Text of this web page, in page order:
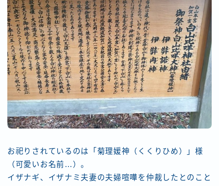
お祀りされているのは「菊理媛神（くくりひめ）」様
（可愛いお名前…）。
イザナギ、イザナミ夫妻の夫婦喧嘩を仲裁したとのこと